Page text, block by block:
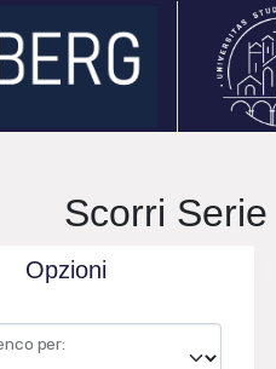
Scorri
Opzioni
per: